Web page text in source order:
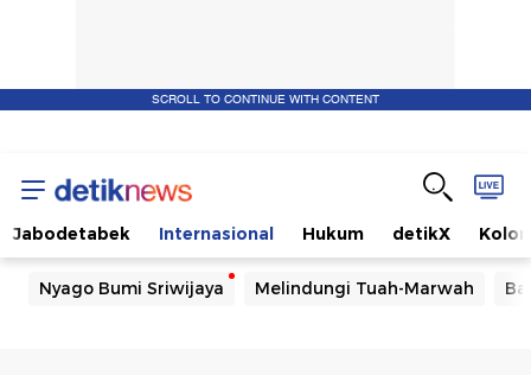
SCROLL TO CONTINUE WITH CONTENT
Jabodetabek Internasional Hukum detikX
Nyago Bumi Sriwijaya Melindungi Tuah-Marwah